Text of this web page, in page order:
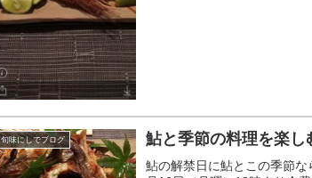
旬味にしでブログ 鮎と季節の料理を楽し
鮎の解禁日に鮎とこの季節